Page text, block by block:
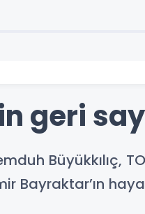
geri
Büyükkılıç,
Bayraktar’ın